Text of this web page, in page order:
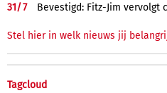
31/7 Bevestigd: Fitz-Jim vervolgt
Stel hier in welk nieuws jij
Tagcloud